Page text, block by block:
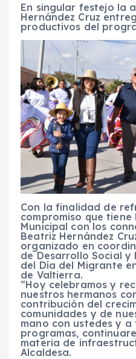
En singular festejo la
Hernández Cruz
productivos del
Con la finalidad de
compromiso que
Municipal con los
Beatriz Hernández
organizado en
de Desarrollo Social y
del Día del Migrante
de Valtierra.
“Hoy celebramos y
nuestros hermanos
contribución del
comunidades y de
mano con ustedes y a
programas,
materia de
Alcaldesa.